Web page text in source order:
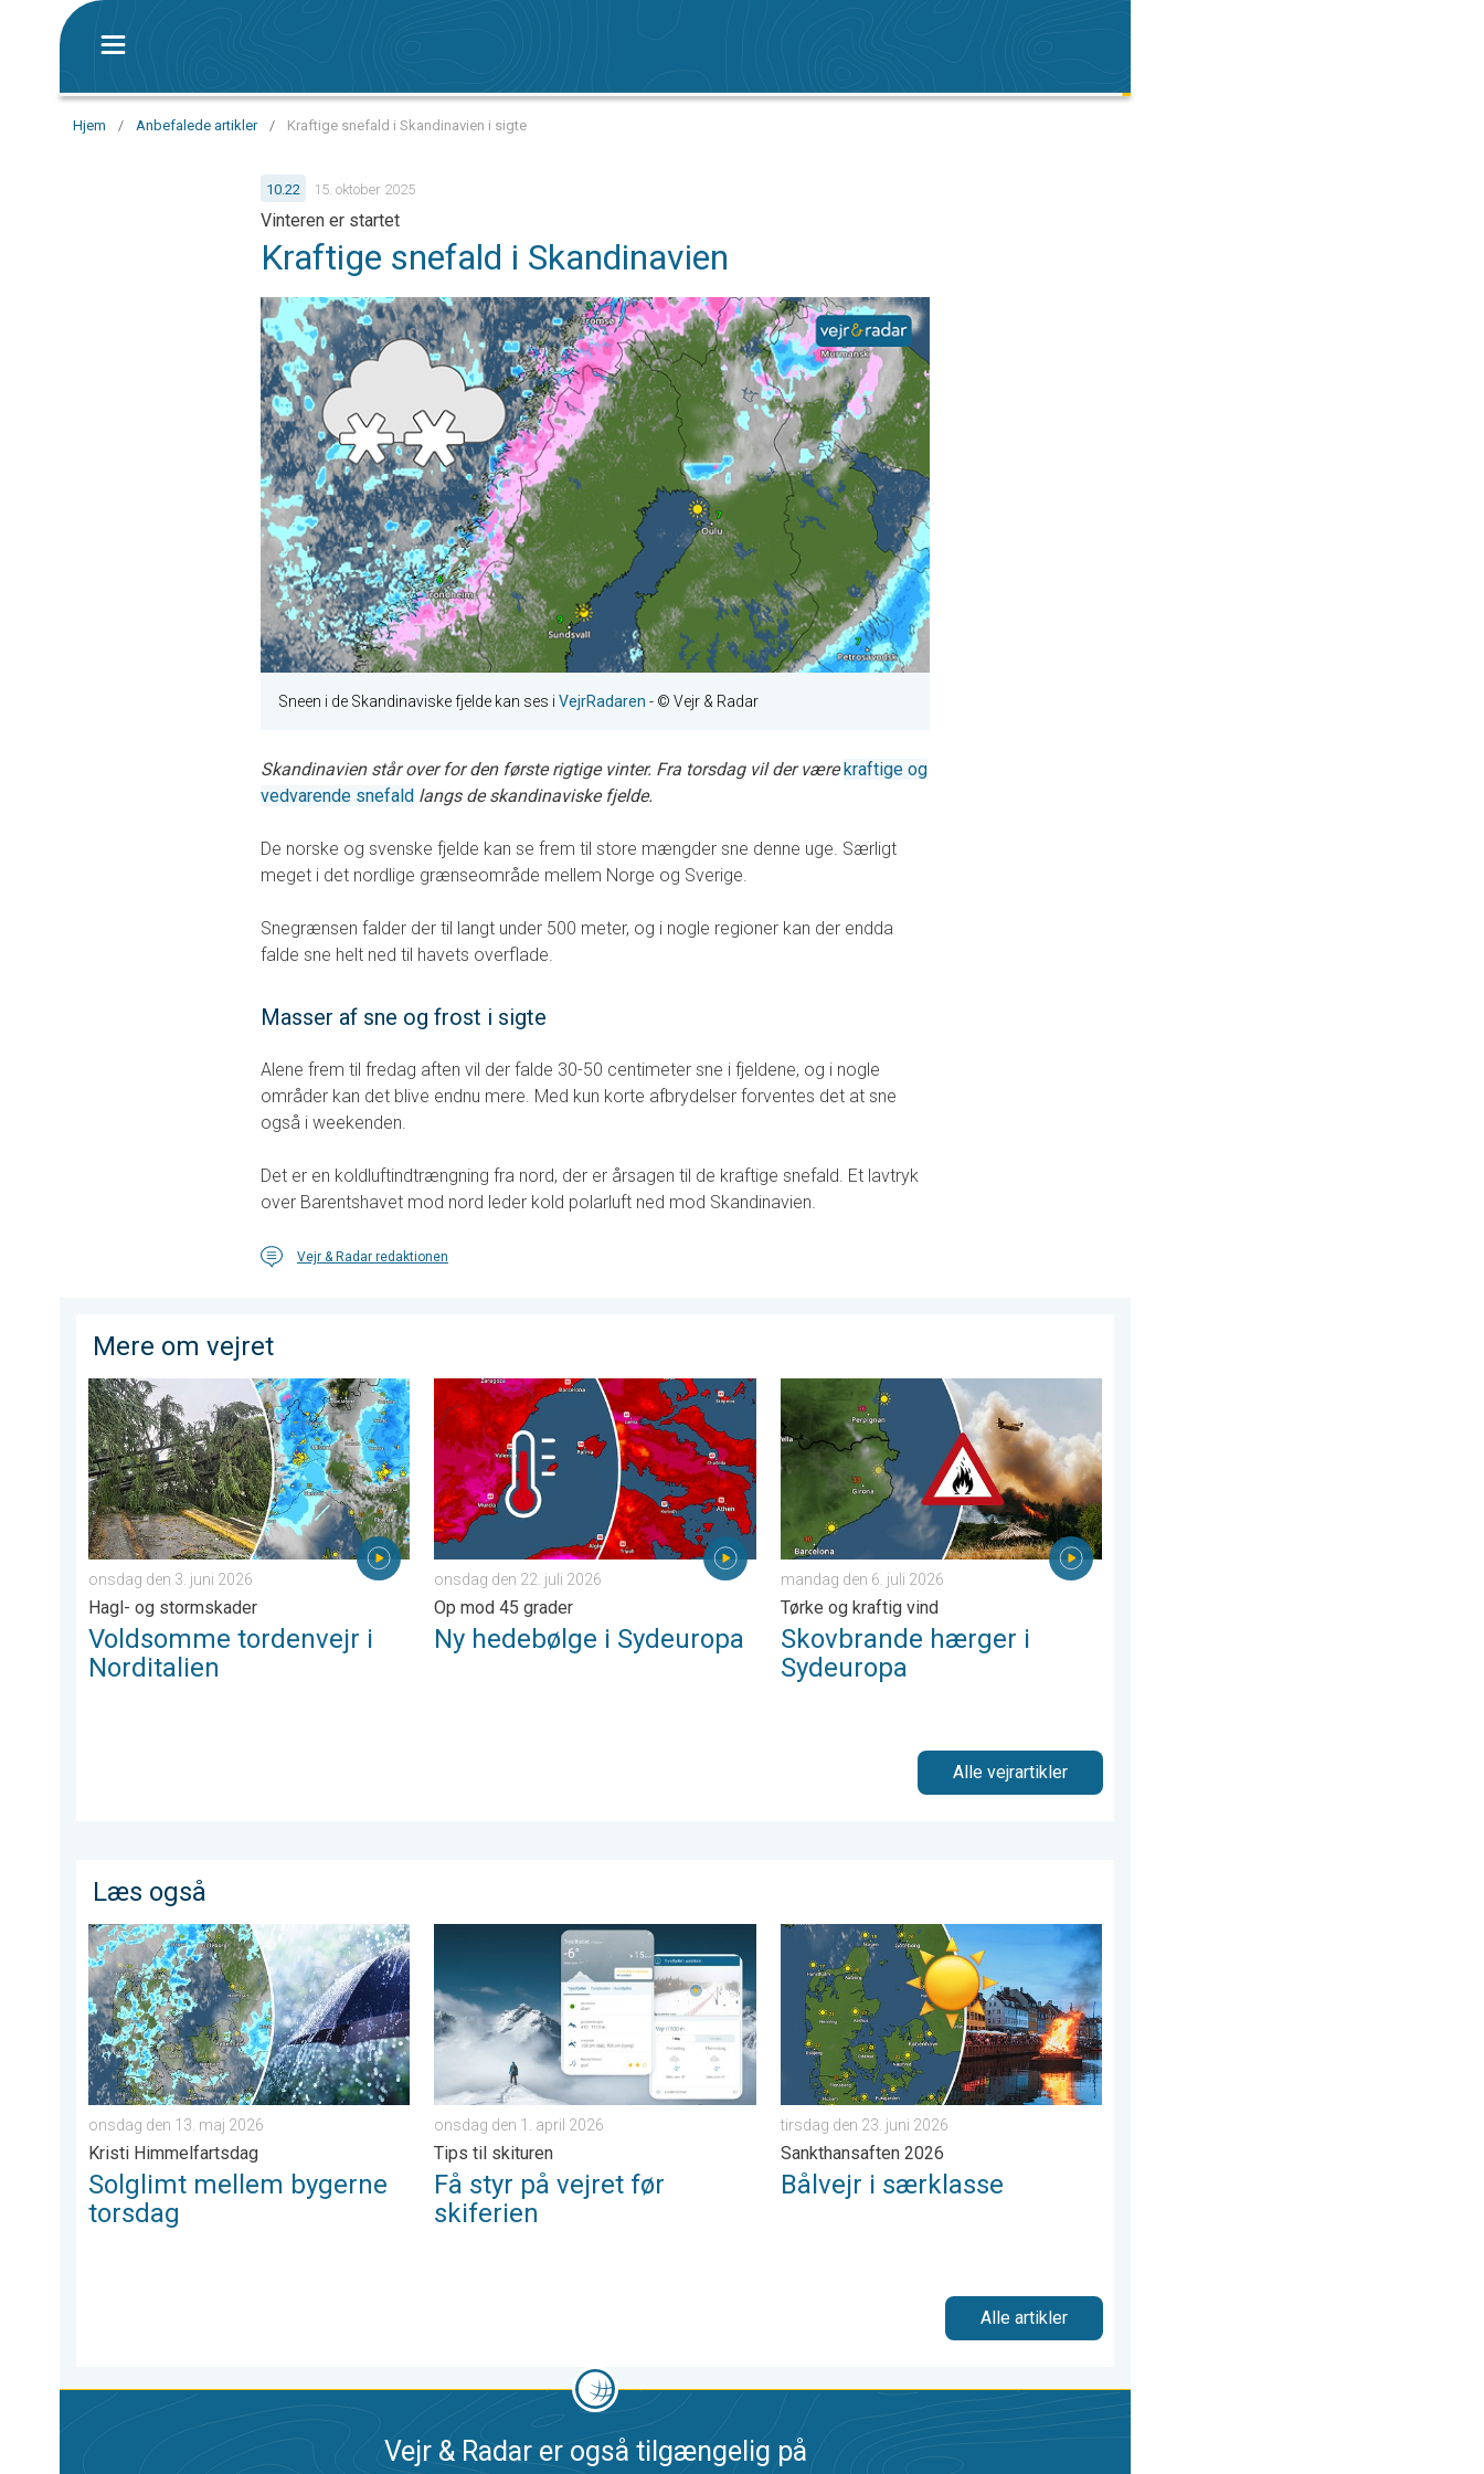
Hjem / Anbefalede artikler / Kraftige snefald i Skandinavien i sigte
10.22 15. oktober 2025
Vinteren er startet
Kraftige snefald i Skandinavien
Sneen i de Skandinaviske fjelde kan ses i VejrRadaren - © Vejr & Radar
Skandinavien står over for den første rigtige vinter. Fra torsdag vil der være kraftige og
vedvarende snefald langs de skandinaviske fjelde.
De norske og svenske fjelde kan se frem til store mængder sne denne uge. Særligt
meget i det nordlige grænseområde mellem Norge og Sverige.
Snegrænsen falder der til langt under 500 meter, og i nogle regioner kan der endda
falde sne helt ned til havets overflade.
Masser af sne og frost i sigte
Alene frem til fredag aften vil der falde 30-50 centimeter sne i fjeldene, og i nogle
områder kan det blive endnu mere. Med kun korte afbrydelser forventes det at sne
også i weekenden.
Det er en koldluftindtrængning fra nord, der er årsagen til de kraftige snefald. Et lavtryk
over Barentshavet mod nord leder kold polarluft ned mod Skandinavien.
Vejr & Radar redaktionen
Mere om vejret
Voldsomme tordenvejr i Norditalien. Hagl- og stormskader. . . onsdag den 3. juni 2026
onsdag den 3. juni 2026
Hagl- og stormskader
Voldsomme tordenvejr i
Norditalien
Ny hedebølge i Sydeuropa. Op mod 45 grader. . . onsdag den 22. juli 2026
onsdag den 22. juli 2026
Op mod 45 grader
Ny hedebølge i Sydeuropa
Skovbrande hærger i Sydeuropa. Tørke og kraftig vind. . . mandag den 6. juli 2026
mandag den 6. juli 2026
Tørke og kraftig vind
Skovbrande hærger i
Sydeuropa
Alle vejrartikler
Læs også
Solglimt mellem bygerne torsdag. Kristi Himmelfartsdag. . . onsdag den 13. maj 2026
onsdag den 13. maj 2026
Kristi Himmelfartsdag
Solglimt mellem bygerne
torsdag
Få styr på vejret før skiferien. Tips til skituren. . . onsdag den 1. april 2026
onsdag den 1. april 2026
Tips til skituren
Få styr på vejret før
skiferien
Bålvejr i særklasse. Sankthansaften 2026. . . tirsdag den 23. juni 2026
tirsdag den 23. juni 2026
Sankthansaften 2026
Bålvejr i særklasse
Alle artikler
Vejr & Radar er også tilgængelig på